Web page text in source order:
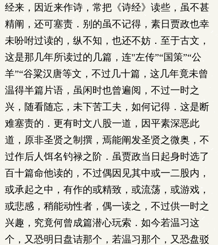
经来，因近来作诗，常把《诗经》读些，虽不甚
精阐，还可塞责．别的虽不记得，素日贾政也幸
未吩咐过读的，纵不知，也还不妨．至于古文，
这是那几年所读过的几篇，连"左传”“国策”“公
羊”“谷粱汉唐等文，不过几十篇，这几年竟未曾
温得半篇片语，虽闲时也曾遍阅，不过一时之
兴，随看随忘，未下苦工夫，如何记得．这是断
难塞责的．更有时文八股一道，因平素深恶此
道，原非圣贤之制撰，焉能阐发圣贤之微奥，不
过作后人饵名钓禄之阶．虽贾政当日起身时选了
百十篇命他读的，不过偶因见其中或一二股内，
或承起之中，有作的或精致，或流荡，或游戏，
或悲感，稍能动性者，偶一读之，不过供一时之
兴趣，究竟何曾成篇潜心玩索．如今若温习这
个，又恐明日盘诘那个，若温习那个，又恐盘驳